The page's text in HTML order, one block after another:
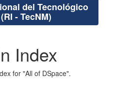
del Tecnológico
- TecNM)
Index
for "All of DSpace".